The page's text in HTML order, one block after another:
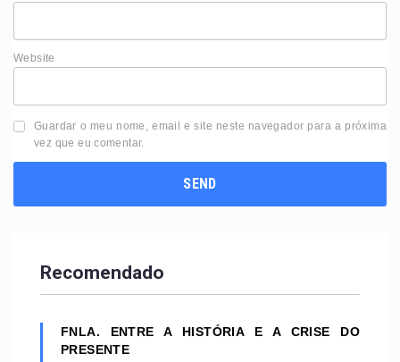
Website
Guardar o meu nome, email e site neste navegador para a próxima
vez que eu comentar.
Recomendado
FNLA. ENTRE A HISTÓRIA E A CRISE DO
PRESENTE